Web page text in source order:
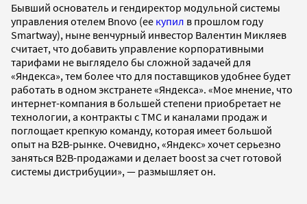
Бывший основатель и гендиректор модульной системы
управления отелем Bnovo (ее купил в прошлом году
Smartway), ныне венчурный инвестор Валентин Микляев
считает, что добавить управление корпоративными
тарифами не выглядело бы сложной задачей для
«Яндекса», тем более что для поставщиков удобнее будет
работать в одном экстранете «Яндекса». «Мое мнение, что
интернет-компания в большей степени приобретает не
технологии, а контракты с TMC и каналами продаж и
поглощает крепкую команду, которая имеет большой
опыт на B2B-рынке. Очевидно, «Яндекс» хочет серьезно
заняться B2B-продажами и делает boost за счет готовой
системы дистрибуции», — размышляет он.